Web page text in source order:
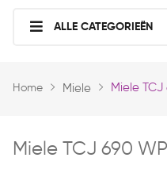
ALLE CATEGORIEËN
Home Miele Miele TCJ
Miele TCJ 690